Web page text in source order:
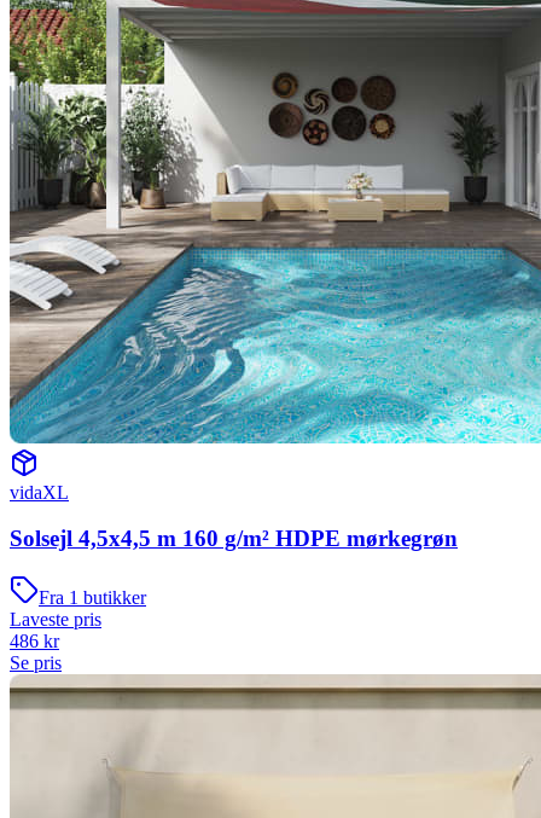
vidaXL
Solsejl 4,5x4,5 m 160 g/m² HDPE mørkegrøn
Fra 1 butikker
Laveste pris
486 kr
Se pris